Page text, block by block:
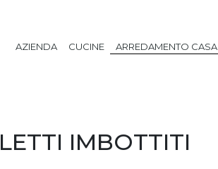
AZIENDA CUCINE ARREDAMENTO CASA
LETTI IMBOTTITI